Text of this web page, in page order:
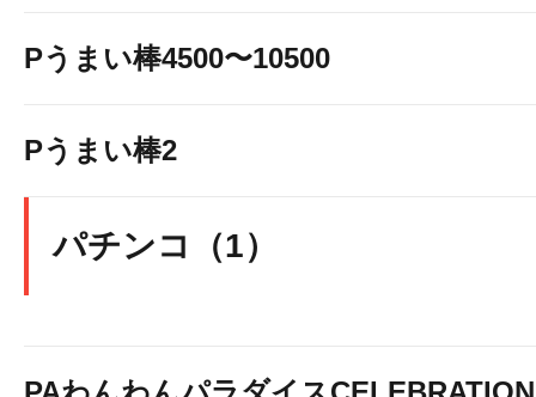
Pうまい棒4500〜10500
Pうまい棒2
パチンコ（1）